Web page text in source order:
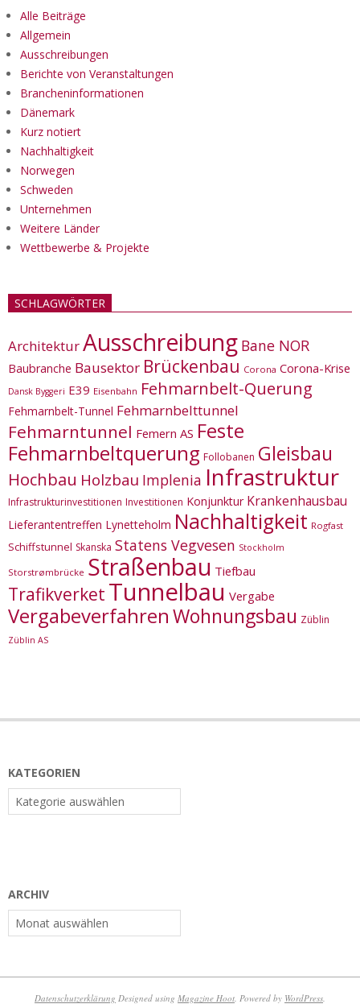
Alle Beiträge
Allgemein
Ausschreibungen
Berichte von Veranstaltungen
Brancheninformationen
Dänemark
Kurz notiert
Nachhaltigkeit
Norwegen
Schweden
Unternehmen
Weitere Länder
Wettbewerbe & Projekte
SCHLAGWÖRTER
ArchitekturAusschreibung Bane NOR
Baubranche Bausektor Brückenbau Corona Corona-Krise
Dansk Byggeri E39 Eisenbahn Fehmarnbelt-Querung
Fehmarnbelt-Tunnel Fehmarnbelttunnel
Fehmarntunnel Femern AS Feste
Fehmarnbeltquerung Follobanen Gleisbau
Hochbau Holzbau Implenia Infrastruktur
Infrastrukturinvestitionen Investitionen Konjunktur Krankenhausbau
Lieferantentreffen Lynetteholm Nachhaltigkeit Rogfast
Schiffstunnel Skanska Statens Vegvesen Stockholm
Storstrømbrücke Straßenbau Tiefbau
Trafikverket Tunnelbau Vergabe
VergabeverfahrenWohnungsbau Züblin
Züblin AS
KATEGORIEN
Kategorien
ARCHIV
Archiv
Datenschutzerklärung Designed using Magazine Hoot . Powered by WordPress